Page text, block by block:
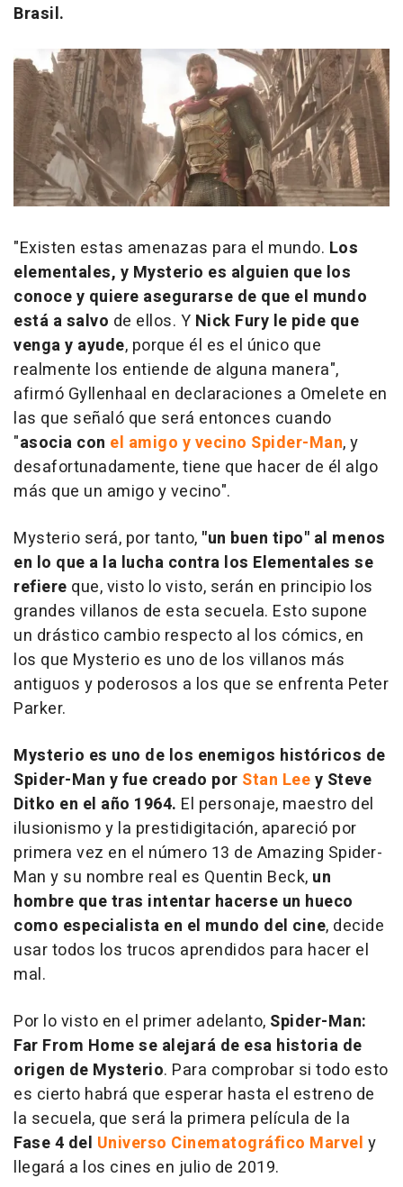
Brasil.
"Existen estas amenazas para el mundo. Los
elementales, y Mysterio es alguien que los
conoce y quiere asegurarse de que el mundo
está a salvo de ellos. Y Nick Fury le pide que
venga y ayude, porque él es el único que
realmente los entiende de alguna manera",
afirmó Gyllenhaal en declaraciones a Omelete en
las que señaló que será entonces cuando
"asocia con el amigo y vecino Spider-Man, y
desafortunadamente, tiene que hacer de él algo
más que un amigo y vecino".
Mysterio será, por tanto, "un buen tipo" al menos
en lo que a la lucha contra los Elementales se
refiere que, visto lo visto, serán en principio los
grandes villanos de esta secuela. Esto supone
un drástico cambio respecto al los cómics, en
los que Mysterio es uno de los villanos más
antiguos y poderosos a los que se enfrenta Peter
Parker.
Mysterio es uno de los enemigos históricos de
Spider-Man y fue creado por Stan Leey Steve
Ditko en el año 1964. El personaje, maestro del
ilusionismo y la prestidigitación, apareció por
primera vez en el número 13 de Amazing Spider-
Man y su nombre real es Quentin Beck, un
hombre que tras intentar hacerse un hueco
como especialista en el mundo del cine, decide
usar todos los trucos aprendidos para hacer el
mal.
Por lo visto en el primer adelanto, Spider-Man:
Far From Home se alejará de esa historia de
origen de Mysterio. Para comprobar si todo esto
es cierto habrá que esperar hasta el estreno de
la secuela, que será la primera película de la
Fase 4 del Universo Cinematográfico Marvel y
llegará a los cines en julio de 2019.